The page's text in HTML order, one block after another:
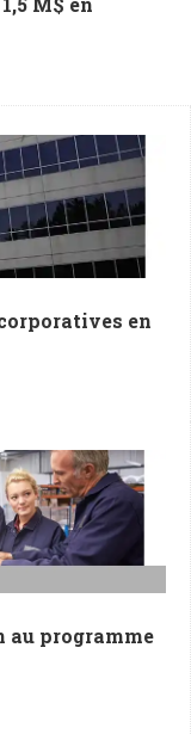
en
programme